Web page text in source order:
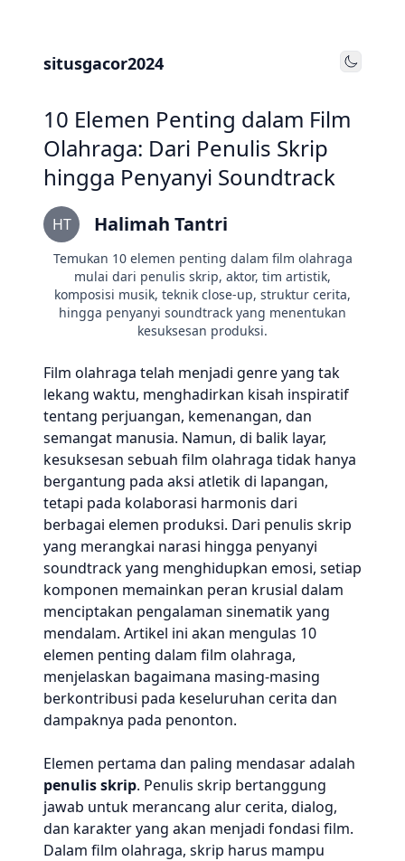
situsgacor2024 Toggle
10 Elemen Penting dalam Film
Olahraga: Dari Penulis Skrip
hingga Penyanyi Soundtrack
HT Halimah Tantri
Temukan 10 elemen penting dalam film olahraga
mulai dari penulis skrip, aktor, tim artistik,
komposisi musik, teknik close-up, struktur cerita,
hingga penyanyi soundtrack yang menentukan
kesuksesan produksi.
Film olahraga telah menjadi genre yang tak
lekang waktu, menghadirkan kisah inspiratif
tentang perjuangan, kemenangan, dan
semangat manusia. Namun, di balik layar,
kesuksesan sebuah film olahraga tidak hanya
bergantung pada aksi atletik di lapangan,
tetapi pada kolaborasi harmonis dari
berbagai elemen produksi. Dari penulis skrip
yang merangkai narasi hingga penyanyi
soundtrack yang menghidupkan emosi, setiap
komponen memainkan peran krusial dalam
menciptakan pengalaman sinematik yang
mendalam. Artikel ini akan mengulas 10
elemen penting dalam film olahraga,
menjelaskan bagaimana masing-masing
berkontribusi pada keseluruhan cerita dan
dampaknya pada penonton.
Elemen pertama dan paling mendasar adalah
penulis skrip. Penulis skrip bertanggung
jawab untuk merancang alur cerita, dialog,
dan karakter yang akan menjadi fondasi film.
Dalam film olahraga, skrip harus mampu